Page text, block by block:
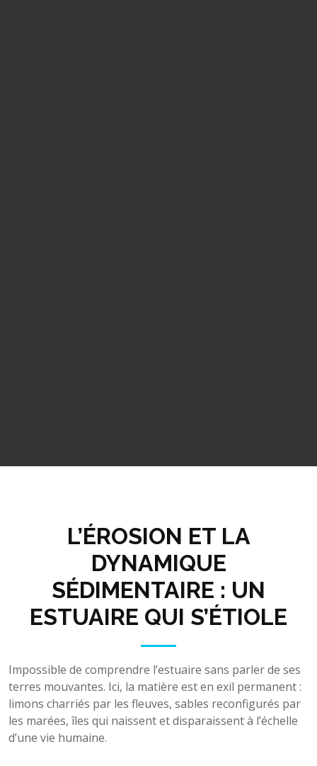
L’ÉROSION ET LA
DYNAMIQUE
SÉDIMENTAIRE : UN
ESTUAIRE QUI S’ÉTIOLE
Impossible de comprendre l’estuaire sans parler de ses
terres mouvantes. Ici, la matière est en exil permanent :
limons charriés par les fleuves, sables reconfigurés par
les marées, îles qui naissent et disparaissent à l’échelle
d’une vie humaine.